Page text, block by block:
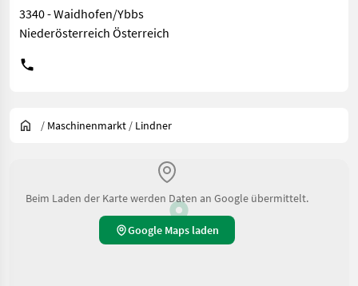
3340 - Waidhofen/Ybbs
Niederösterreich Österreich
/ Maschinenmarkt / Lindner
Beim Laden der Karte werden Daten an Google übermittelt.
Google Maps laden